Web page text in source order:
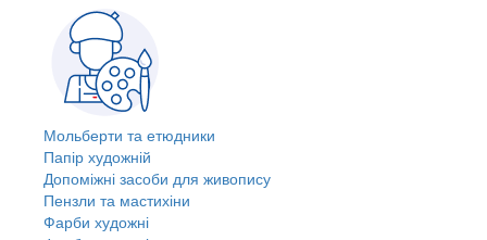
Мольберти та етюдники
Папір художній
Допоміжні засоби для живопису
Пензли та мастихіни
Фарби художні